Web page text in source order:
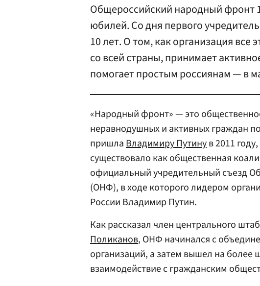
Общероссийский народный фронт
юбилей. Со дня первого
10 лет. О том, как организация все
со всей страны, принимает
помогает простым россиянам — в
«Народный фронт» — это
неравнодушных и активных граждан
пришлаВладимиру Путинув 2011
существовало как общественная
официальный учредительный съезд
(ОНФ), в ходе которого лидером
России Владимир Путин.
Как рассказал член центрального
Поликанов, ОНФ начинался с
организаций, а затем вышел на
взаимодействие с гражданским